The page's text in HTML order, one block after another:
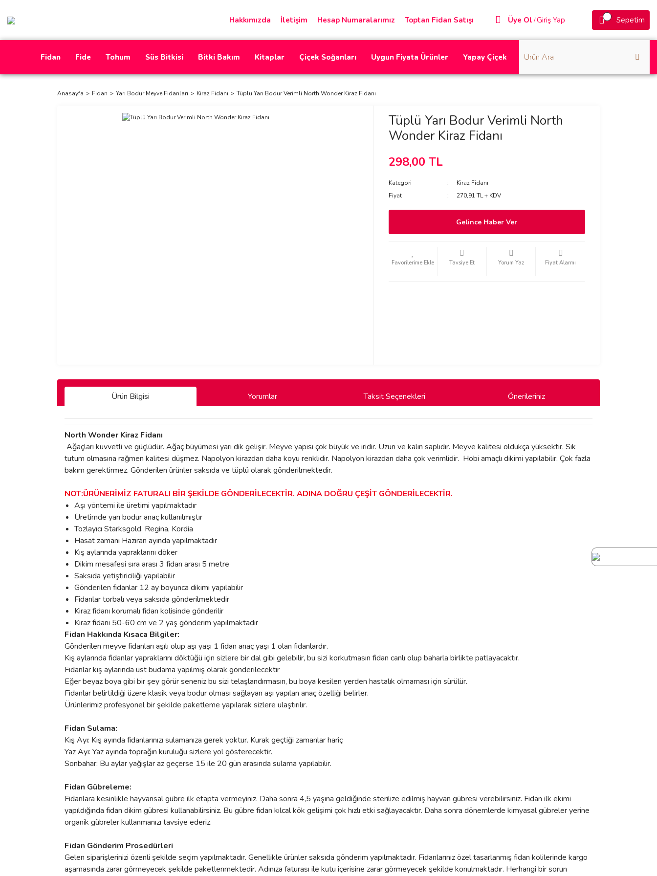
Hakkımızda İletişim Hesap Numaralarımız Toptan Fidan Satışı Üye Ol /Giriş Yap Sepetim
Fidan Fide Tohum Süs Bitkisi Bitki Bakım Kitaplar Çiçek Soğanları Uygun Fiyata Ürünler Yapay Çiçek
Anasayfa Fidan Yarı Bodur Meyve Fidanları Kiraz Fidanı Tüplü Yarı Bodur Verimli North Wonder Kiraz Fidanı
Tüplü Yarı Bodur Verimli North
Wonder Kiraz Fidanı
298,00 TL
Kategori
Kiraz Fidanı
Fiyat
270,91 TL + KDV
Gelince Haber Ver
Tavsiye Et Yorum Yaz Fiyat Alarmı
Ürün Bilgisi Yorumlar Taksit Seçenekleri Önerileriniz
North Wonder Kiraz Fidanı
Ağaçları kuvvetli ve güçlüdür. Ağaç büyümesi yarı dik gelişir. Meyve yapısı çok büyük ve iridir. Uzun ve kalın saplıdır. Meyve kalitesi oldukça yüksektir. Sık
tutum olmasına rağmen kalitesi düşmez. Napolyon kirazdan daha koyu renklidir. Napolyon kirazdan daha çok verimlidir. Hobi amaçlı dikimi yapılabilir. Çok fazla
bakım gerektirmez. Gönderilen ürünler saksıda ve tüplü olarak gönderilmektedir.
NOT:ÜRÜNERİMİZ FATURALI BİR ŞEKİLDE GÖNDERİLECEKTİR. ADINA DOĞRU ÇEŞİT GÖNDERİLECEKTİR.
Aşı yöntemi ile üretimi yapılmaktadır
Üretimde yarı bodur anaç kullanılmıştır
Tozlayıcı Starksgold, Regina, Kordia
Hasat zamanı Haziran ayında yapılmaktadır
Kış aylarında yapraklarını döker
Dikim mesafesi sıra arası 3 fidan arası 5 metre
Saksıda yetiştiriciliği yapılabilir
Gönderilen fidanlar 12 ay boyunca dikimi yapılabilir
Fidanlar torbalı veya saksıda gönderilmektedir
Kiraz fidanı korumalı fidan kolisinde gönderilir
Kiraz fidanı 50-60 cm ve 2 yaş gönderim yapılmaktadır
Fidan Hakkında Kısaca Bilgiler:
Gönderilen meyve fidanları aşılı olup aşı yaşı 1 fidan anaç yaşı 1 olan fidanlardır.
Kış aylarında fidanlar yapraklarını döktüğü için sizlere bir dal gibi gelebilir, bu sizi korkutmasın fidan canlı olup baharla birlikte patlayacaktır.
Fidanlar kış aylarında üst budama yapılmış olarak gönderilecektir
Eğer beyaz boya gibi bir şey görür seneniz bu sizi telaşlandırmasın, bu boya kesilen yerden hastalık olmaması için sürülür.
Fidanlar belirtildiği üzere klasik veya bodur olması sağlayan aşı yapılan anaç özelliği belirler.
Ürünlerimiz profesyonel bir şekilde paketleme yapılarak sizlere ulaştırılır.
Fidan Sulama:
Kış Ayı: Kış ayında fidanlarınızı sulamanıza gerek yoktur. Kurak geçtiği zamanlar hariç
Yaz Ayı: Yaz ayında toprağın kuruluğu sizlere yol gösterecektir.
Sonbahar: Bu aylar yağışlar az geçerse 15 ile 20 gün arasında sulama yapılabilir.
Fidan Gübreleme:
Fidanlara kesinlikle hayvansal gübre ilk etapta vermeyiniz. Daha sonra 4,5 yaşına geldiğinde sterilize edilmiş hayvan gübresi verebilirsiniz. Fidan ilk ekimi
yapıldığında fidan dikim gübresi kullanabilirsiniz. Bu gübre fidan kılcal kök gelişimi çok hızlı etki sağlayacaktır. Daha sonra dönemlerde kimyasal gübreler yerine
organik gübreler kullanmanızı tavsiye ederiz.
Fidan Gönderim Prosedürleri
Gelen siparişlerinizi özenli şekilde seçim yapılmaktadır. Genellikle ürünler saksıda gönderim yapılmaktadır. Fidanlarınız özel tasarlanmış fidan kolilerinde kargo
aşamasında zarar görmeyecek şekilde paketlenmektedir. Adınıza faturası ile kutu içerisine zarar görmeyecek şekilde konulmaktadır. Herhangi bir sorun